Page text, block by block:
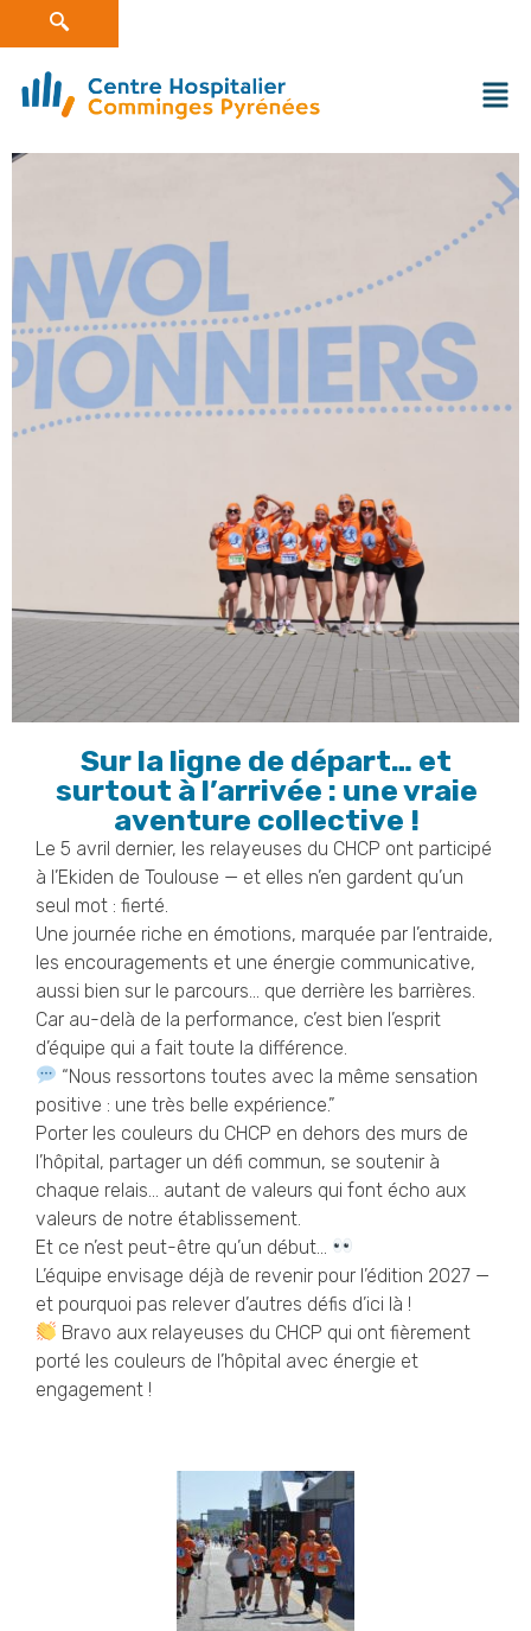
Sur la ligne de départ… et
surtout à l’arrivée : une vraie
aventure collective !
Le 5 avril dernier, les relayeuses du CHCP ont participé
à l’Ekiden de Toulouse — et elles n’en gardent qu’un
seul mot : fierté.
Une journée riche en émotions, marquée par l’entraide,
les encouragements et une énergie communicative,
aussi bien sur le parcours… que derrière les barrières.
Car au-delà de la performance, c’est bien l’esprit
d’équipe qui a fait toute la différence.
“Nous ressortons toutes avec la même sensation
positive : une très belle expérience.”
Porter les couleurs du CHCP en dehors des murs de
l’hôpital, partager un défi commun, se soutenir à
chaque relais… autant de valeurs qui font écho aux
valeurs de notre établissement.
Et ce n’est peut-être qu’un début…
L’équipe envisage déjà de revenir pour l’édition 2027 —
et pourquoi pas relever d’autres défis d’ici là !
Bravo aux relayeuses du CHCP qui ont fièrement
porté les couleurs de l’hôpital avec énergie et
engagement !